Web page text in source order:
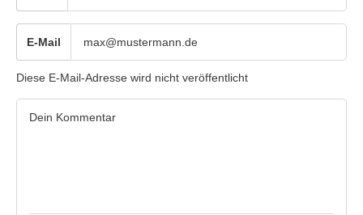
E-Mail
Diese E-Mail-Adresse wird nicht veröffentlicht